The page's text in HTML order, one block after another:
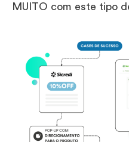
MUITO com este tipo